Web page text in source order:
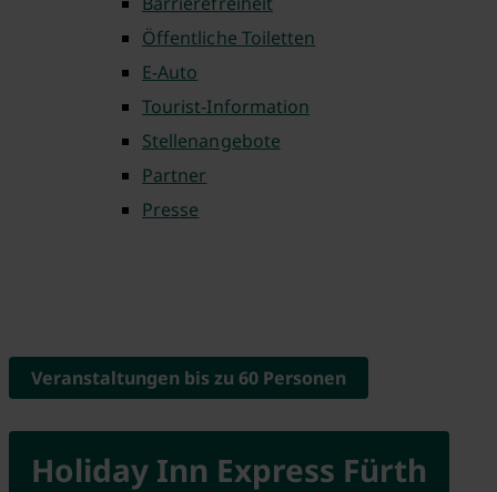
Öffentliche Toiletten
E-Auto
Tourist-Information
Stellenangebote
Partner
Presse
Holiday Inn Express Fürth
Veranstaltungen bis zu 60 Personen